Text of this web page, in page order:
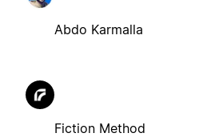
Abdo Karmalla
Fiction Method